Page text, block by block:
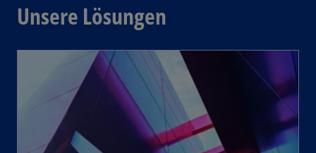
Unsere Lösungen